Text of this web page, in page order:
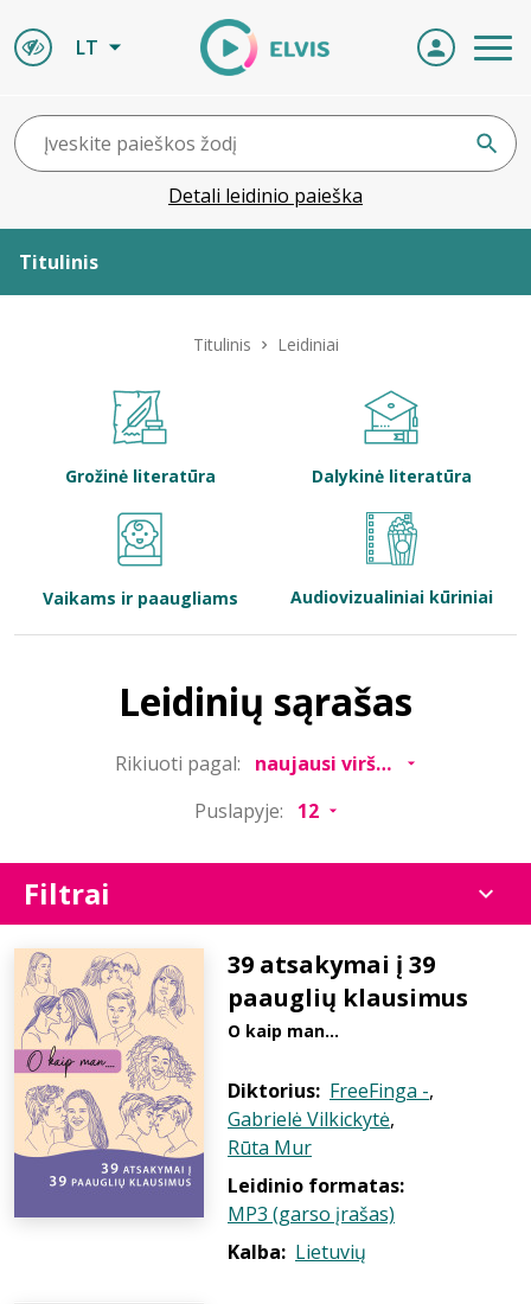
LT
Detali leidinio paieška
Titulinis
Bibliotekoms
Titulinis Leidiniai
Grožinė literatūra Dalykinė literatūra
Vaikams ir paaugliams Audiovizualiniai kūriniai
Leidinių sąrašas
Rikiuoti pagal:
Puslapyje:
Filtrai
39 atsakymai į 39
paauglių klausimus
O kaip man…
Diktorius: FreeFinga -,
Gabrielė Vilkickytė,
Rūta Mur
Leidinio formatas:
MP3 (garso įrašas)
Kalba: Lietuvių